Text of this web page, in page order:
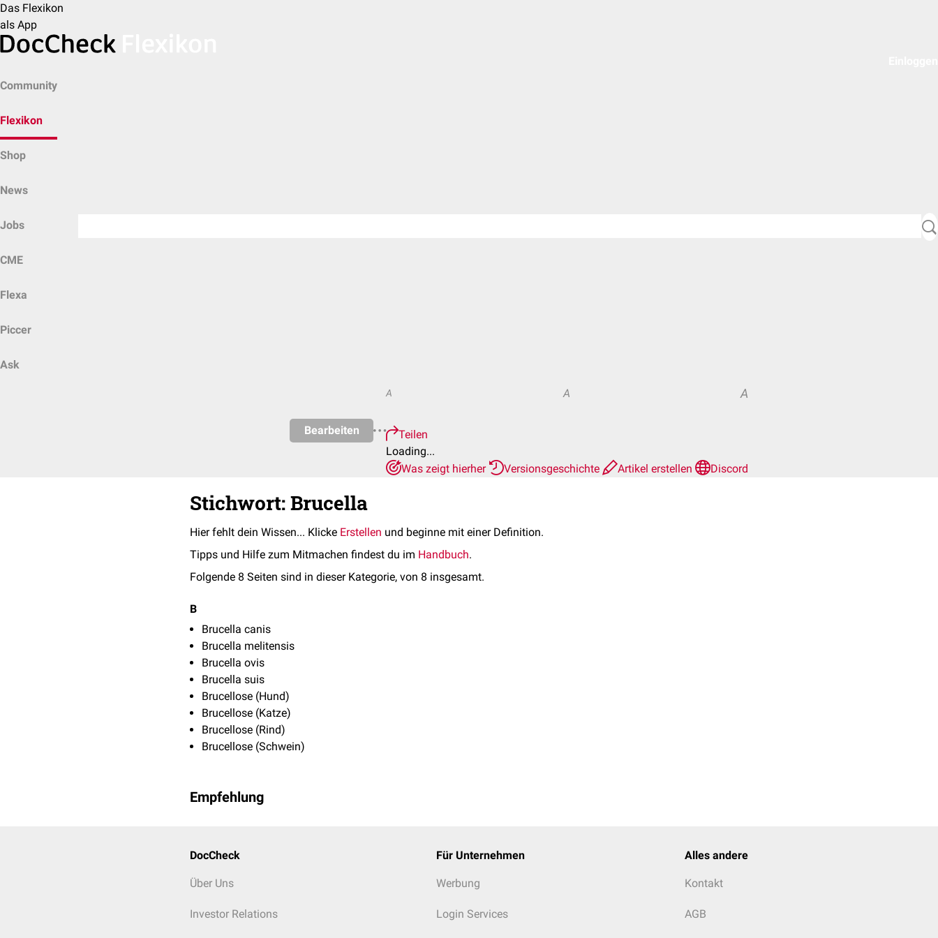
Das Flexikon
als App
Community
Flexikon
Shop
News
Jobs
CME
Flexa
Piccer
Ask
Bearbeiten
A A A
Teilen
Loading...
Was zeigt hierher
Versionsgeschichte Artikel erstellen Discord
Stichwort: Brucella
Hier fehlt dein Wissen... Klicke Erstellen und beginne mit einer Definition.
Tipps und Hilfe zum Mitmachen findest du im Handbuch.
Folgende 8 Seiten sind in dieser Kategorie, von 8 insgesamt.
B
Brucella canis
Brucella melitensis
Brucella ovis
Brucella suis
Brucellose (Hund)
Brucellose (Katze)
Brucellose (Rind)
Brucellose (Schwein)
Empfehlung
DocCheck
Über Uns
Investor Relations
Für Unternehmen
Werbung
Login Services
Alles andere
Kontakt
AGB